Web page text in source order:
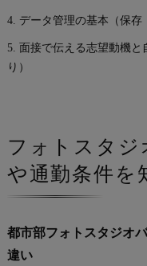
4. データ管理の基本（保
5. 面接で伝える志望動機と
り）
フォトスタジ
や通勤条件を
都市部フォトスタジオ
違い